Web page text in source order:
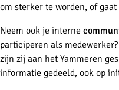
om sterker te worden, of
Neem ook je interne
participeren als
zijn zij aan het Yammeren
informatie gedeeld, ook op